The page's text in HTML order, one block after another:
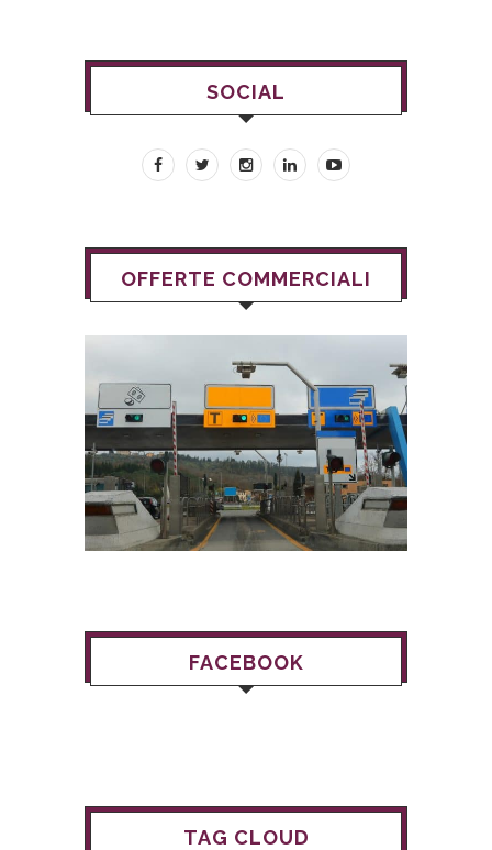
SOCIAL
OFFERTE COMMERCIALI
FACEBOOK
TAG CLOUD